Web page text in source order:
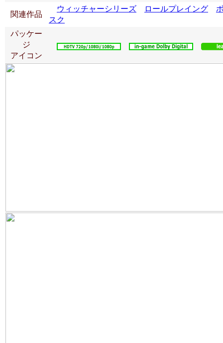
関連作品
ウィッチャーシリーズ ロールプレイング
スク
パッケー
ジ
アイコン